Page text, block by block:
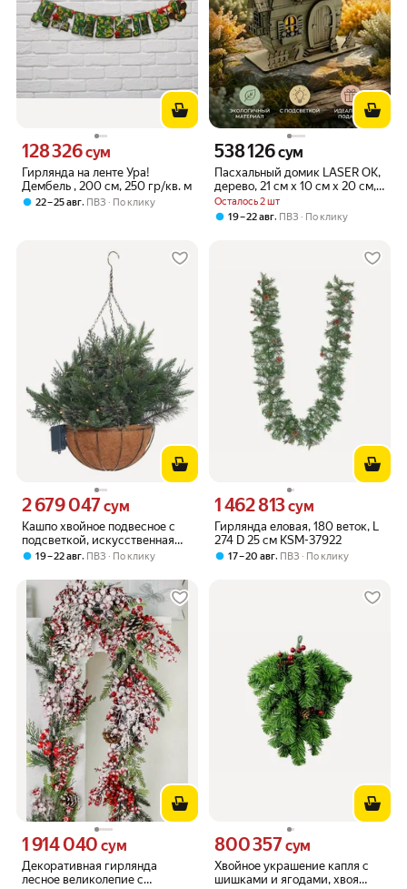
Гирлянда на ленте Ура!
Дембель , 200 см, 250 гр/кв. м
Цена 128326 сум вместо
128 326сум
22 – 25 авг, ПВЗ По клику
Пасхальный домик LASER OK,
дерево, 21 см x 10 см x 20 см,
тёплый жёлтый свет
Осталось 2 шт
Цена 538126 сум вместо
538 126сум
19 – 22 авг, ПВЗ По клику
Кашпо хвойное подвесное с
подсветкой, искусственная
ель с гирляндой, новогодний
Цена 2679047 сум вместо
2 679 047сум
19 – 22 авг, ПВЗ По клику
Гирлянда еловая, 180 веток, L
274 D 25 см KSM-37922
Цена 1462813 сум вместо
1 462 813сум
17 – 20 авг, ПВЗ По клику
Декоративная гирлянда
лесное великолепие с
Цена 1914040 сум вместо
1 914 040 сум
Хвойное украшение капля с
шишками и ягодами, хвоя
Цена 800357 сум вместо
800 357сум